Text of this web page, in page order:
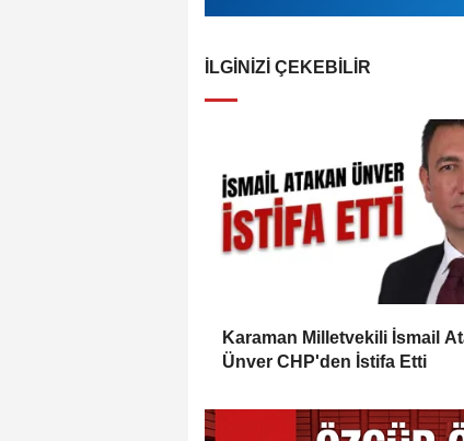
İLGINIZI ÇEKEBILIR
Karaman Milletvekili İsmail
Ünver CHP'den İstifa Etti